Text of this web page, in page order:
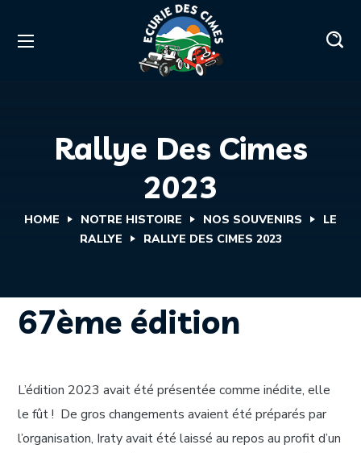
Rallye Des Cimes
2023
HOME NOTRE HISTOIRE NOS SOUVENIRS
LE
RALLYE
RALLYE DES CIMES 2023
67ème édition
L’édition 2023 avait été présentée comme inédite, elle
le fût ! De gros changements avaient été préparés par
l’organisation, Iraty avait été laissé au repos au profit d’un